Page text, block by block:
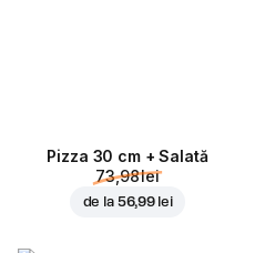
Pizza 30 cm + Salată
73,98 lei
de la 56,99 lei